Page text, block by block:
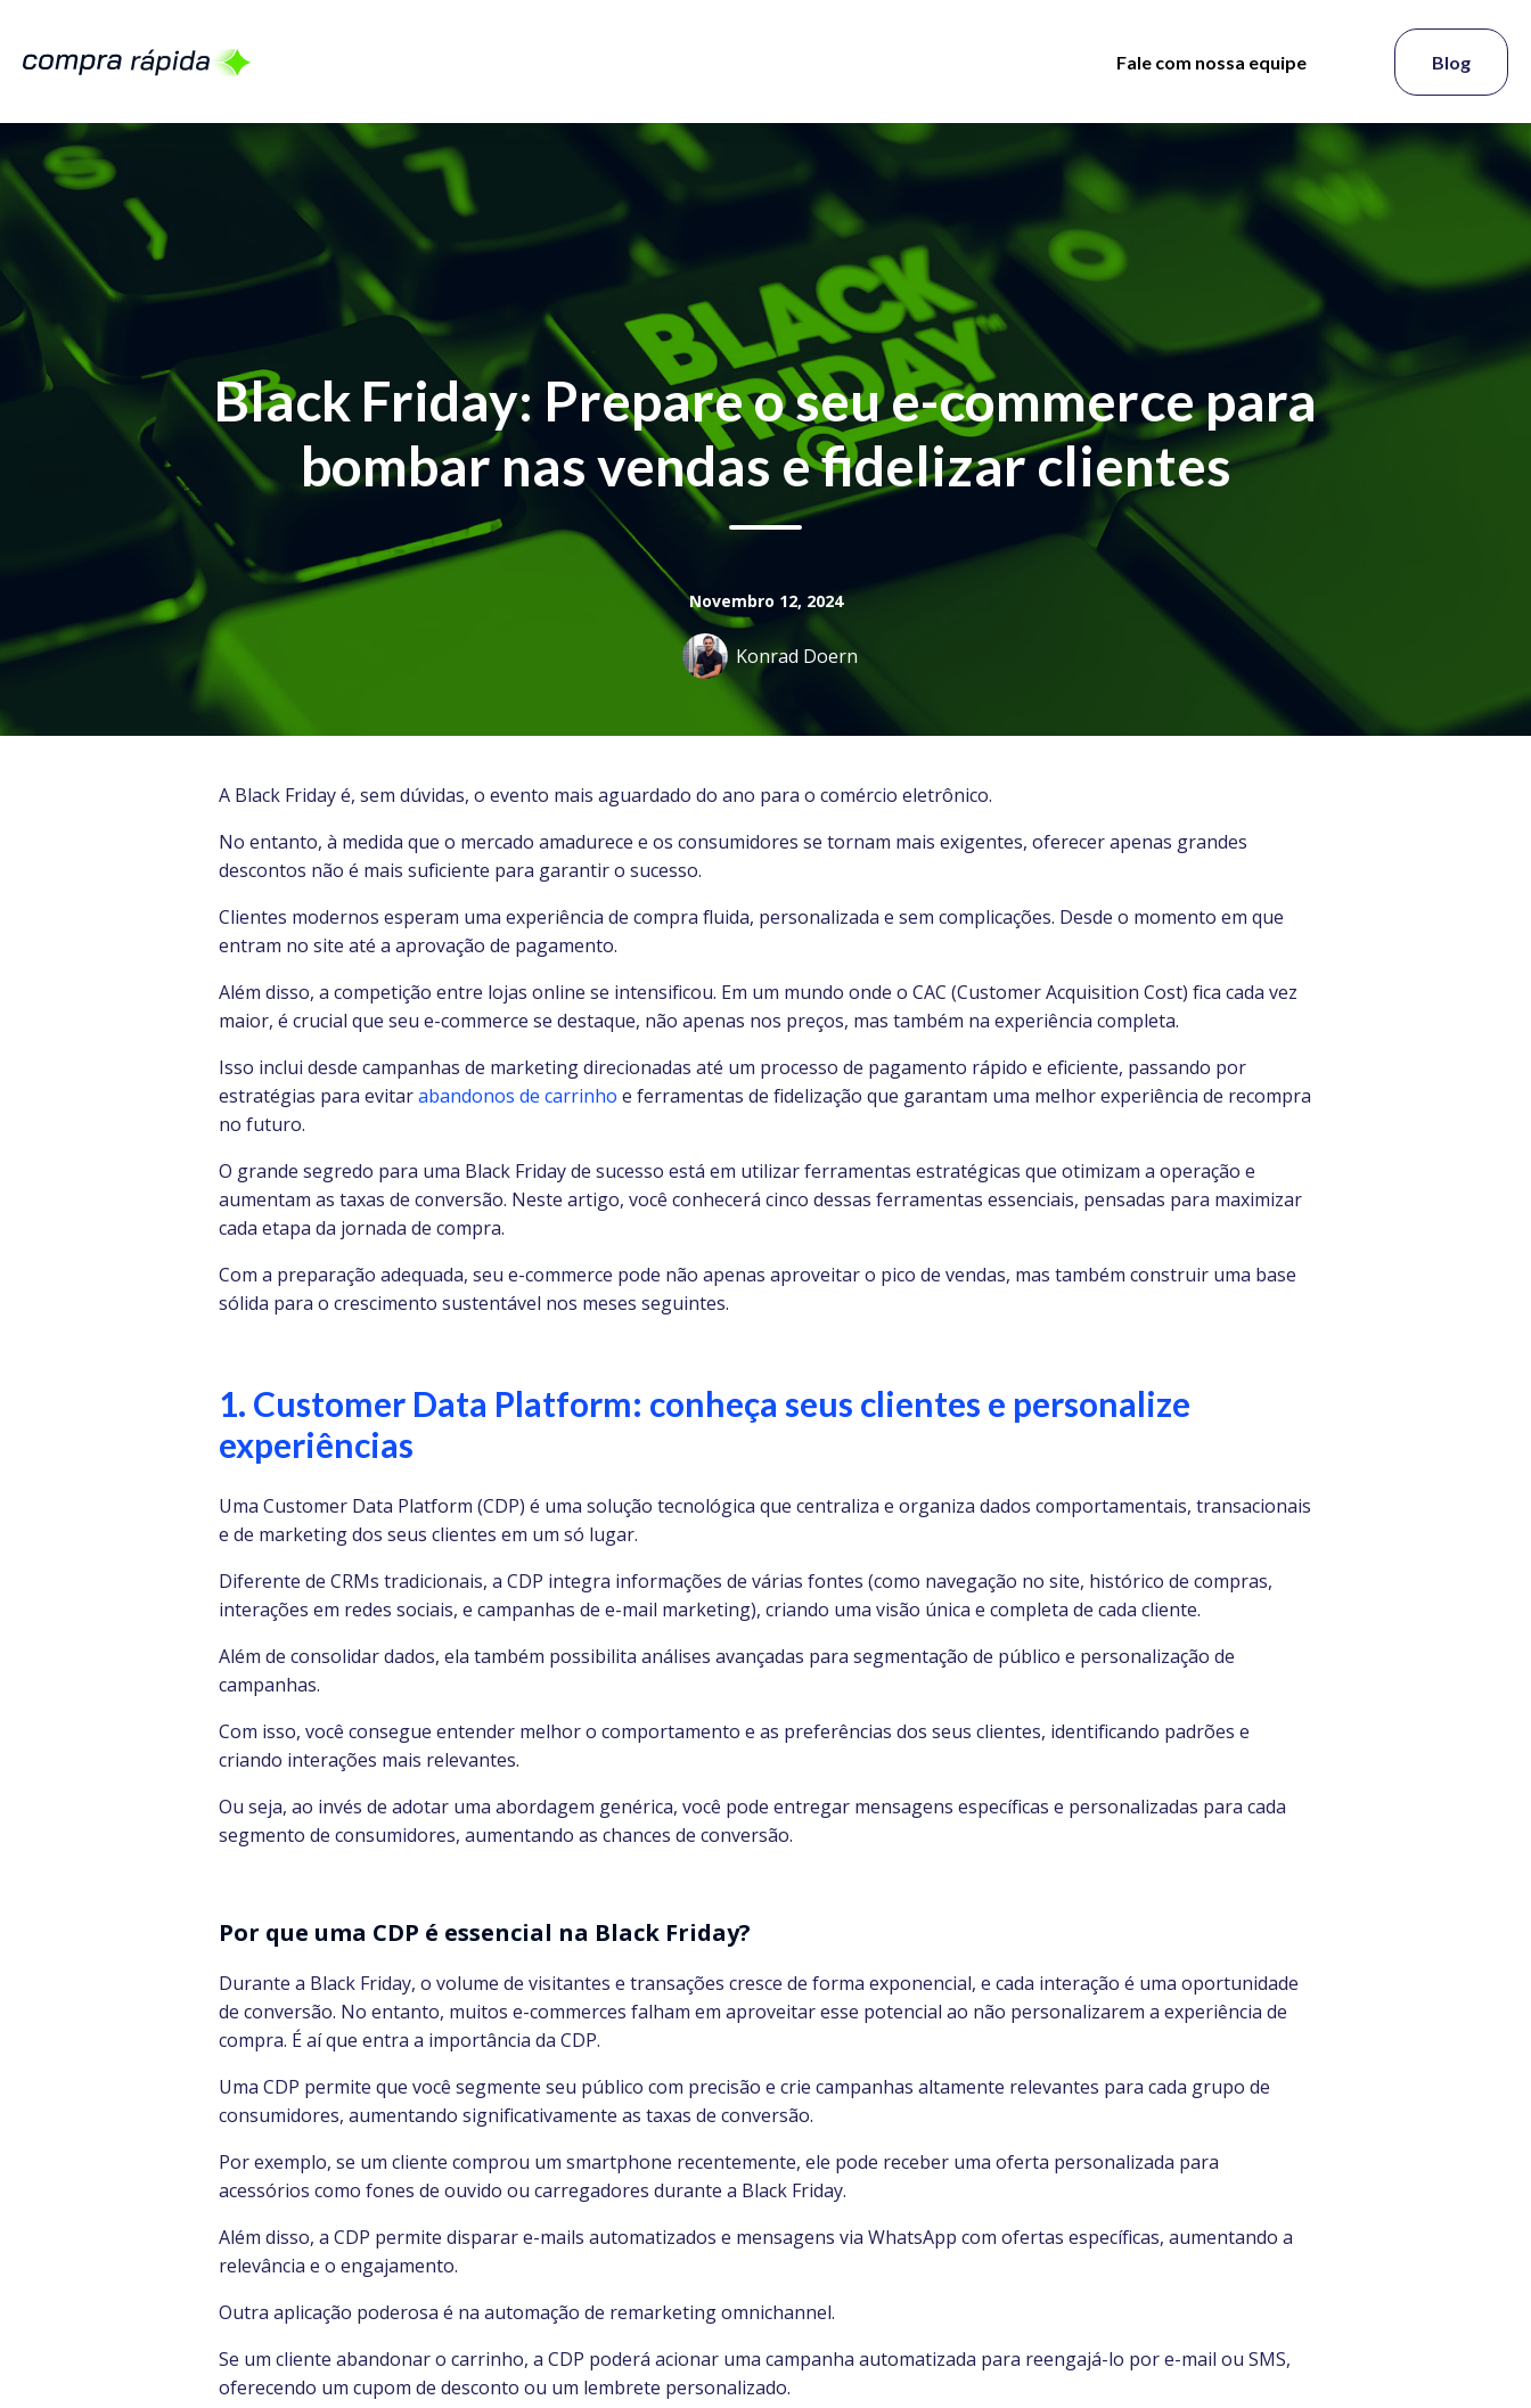
Fale com nossa equipe Blog
Black Friday: Prepare o seu e-commerce para
bombar nas vendas e fidelizar clientes
Novembro 12, 2024
Konrad Doern
A Black Friday é, sem dúvidas, o evento mais aguardado do ano para o comércio eletrônico.
No entanto, à medida que o mercado amadurece e os consumidores se tornam mais exigentes, oferecer apenas grandes
descontos não é mais suficiente para garantir o sucesso.
Clientes modernos esperam uma experiência de compra fluida, personalizada e sem complicações. Desde o momento em que
entram no site até a aprovação de pagamento.
Além disso, a competição entre lojas online se intensificou. Em um mundo onde o CAC (Customer Acquisition Cost) fica cada vez
maior, é crucial que seu e-commerce se destaque, não apenas nos preços, mas também na experiência completa.
Isso inclui desde campanhas de marketing direcionadas até um processo de pagamento rápido e eficiente, passando por
estratégias para evitarabandonos de carrinho e ferramentas de fidelização que garantam uma melhor experiência de recompra
no futuro.
O grande segredo para uma Black Friday de sucesso está em utilizar ferramentas estratégicas que otimizam a operação e
aumentam as taxas de conversão. Neste artigo, você conhecerá cinco dessas ferramentas essenciais, pensadas para maximizar
cada etapa da jornada de compra.
Com a preparação adequada, seu e-commerce pode não apenas aproveitar o pico de vendas, mas também construir uma base
sólida para o crescimento sustentável nos meses seguintes.
1. Customer Data Platform: conheça seus clientes e personalize
experiências
Uma Customer Data Platform (CDP) é uma solução tecnológica que centraliza e organiza dados comportamentais, transacionais
e de marketing dos seus clientes em um só lugar.
Diferente de CRMs tradicionais, a CDP integra informações de várias fontes (como navegação no site, histórico de compras,
interações em redes sociais, e campanhas de e-mail marketing), criando uma visão única e completa de cada cliente.
Além de consolidar dados, ela também possibilita análises avançadas para segmentação de público e personalização de
campanhas.
Com isso, você consegue entender melhor o comportamento e as preferências dos seus clientes, identificando padrões e
criando interações mais relevantes.
Ou seja, ao invés de adotar uma abordagem genérica, você pode entregar mensagens específicas e personalizadas para cada
segmento de consumidores, aumentando as chances de conversão.
Por que uma CDP é essencial na Black Friday?
Durante a Black Friday, o volume de visitantes e transações cresce de forma exponencial, e cada interação é uma oportunidade
de conversão. No entanto, muitos e-commerces falham em aproveitar esse potencial ao não personalizarem a experiência de
compra. É aí que entra a importância da CDP.
Uma CDP permite que você segmente seu público com precisão e crie campanhas altamente relevantes para cada grupo de
consumidores, aumentando significativamente as taxas de conversão.
Por exemplo, se um cliente comprou um smartphone recentemente, ele pode receber uma oferta personalizada para
acessórios como fones de ouvido ou carregadores durante a Black Friday.
Além disso, a CDP permite disparar e-mails automatizados e mensagens via WhatsApp com ofertas específicas, aumentando a
relevância e o engajamento.
Outra aplicação poderosa é na automação de remarketing omnichannel.
Se um cliente abandonar o carrinho, a CDP poderá acionar uma campanha automatizada para reengajá-lo por e-mail ou SMS,
oferecendo um cupom de desconto ou um lembrete personalizado.